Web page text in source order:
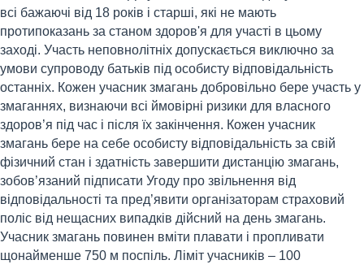
всі бажаючі від 18 років і старші, які не мають
протипоказань за станом здоров'я для участі в цьому
заході. Участь неповнолітніх допускається виключно за
умови супроводу батьків під особисту відповідальність
останніх. Кожен учасник змагань добровільно бере участь у
змаганнях, визнаючи всі ймовірні ризики для власного
здоров’я під час і після їх закінчення. Кожен учасник
змагань бере на себе особисту відповідальність за свій
фізичний стан і здатність завершити дистанцію змагань,
зобов’язаний підписати Угоду про звільнення від
відповідальності та пред’явити організаторам страховий
поліс від нещасних випадків дійсний на день змагань.
Учасник змагань повинен вміти плавати і пропливати
щонайменше 750 м поспіль. Ліміт учасників – 100